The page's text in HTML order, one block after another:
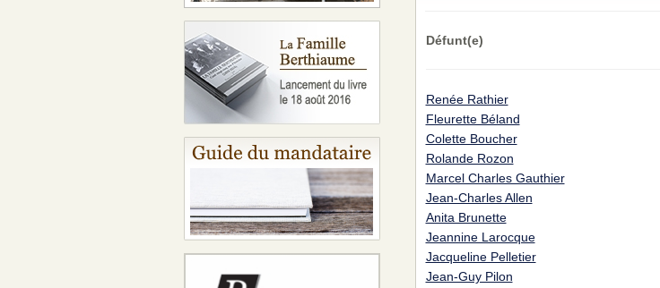
Défunt(e)
Renée Rathier
Fleurette Béland
Colette Boucher
Rolande Rozon
Marcel Charles Gauthier
Jean-Charles Allen
Anita Brunette
Jeannine Larocque
Jacqueline Pelletier
Jean-Guy Pilon